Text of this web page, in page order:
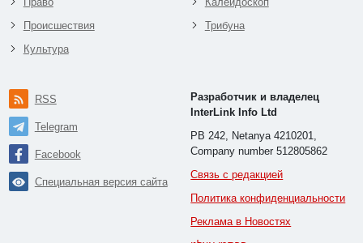
Происшествия
Культура
Трибуна
RSS
Telegram
Facebook
Специальная версия сайта
Разработчик и владелец
InterLink Info Ltd
PB 242, Netanya 4210201,
Company number 512805862
Связь с редакцией
Политика конфиденциальности
Реклама в Новостях